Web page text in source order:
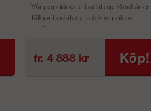
Vår populäraste badstege Svall är en
fällbar badstege i elektropolerat
rostfri...
fr. 4 888 kr Köp!